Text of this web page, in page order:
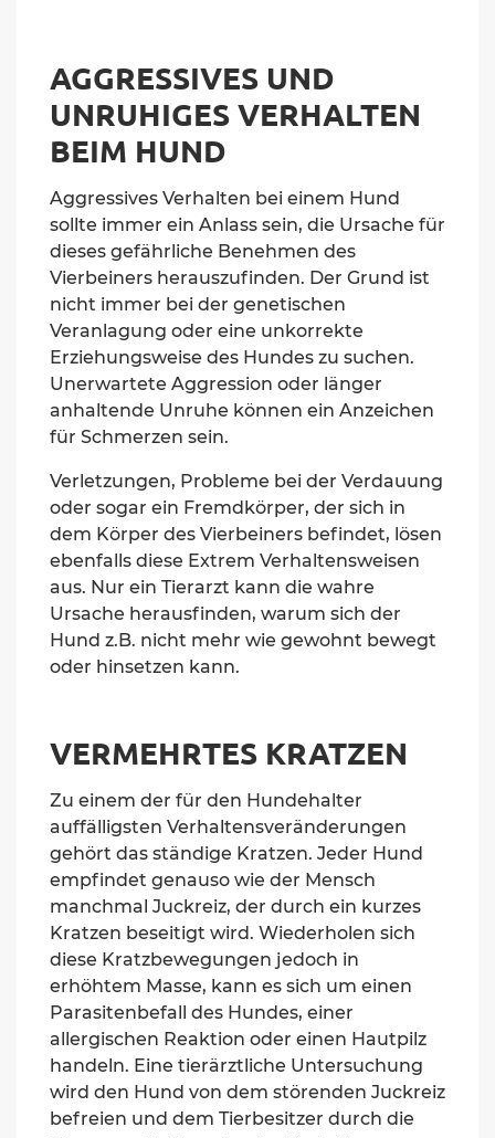
AGGRESSIVES UND
UNRUHIGES VERHALTEN
BEIM HUND
Aggressives Verhalten bei einem Hund
sollte immer ein Anlass sein, die Ursache für
dieses gefährliche Benehmen des
Vierbeiners herauszufinden. Der Grund ist
nicht immer bei der genetischen
Veranlagung oder eine unkorrekte
Erziehungsweise des Hundes zu suchen.
Unerwartete Aggression oder länger
anhaltende Unruhe können ein Anzeichen
für Schmerzen sein.
Verletzungen, Probleme bei der Verdauung
oder sogar ein Fremdkörper, der sich in
dem Körper des Vierbeiners befindet, lösen
ebenfalls diese Extrem Verhaltensweisen
aus. Nur ein Tierarzt kann die wahre
Ursache herausfinden, warum sich der
Hund z.B. nicht mehr wie gewohnt bewegt
oder hinsetzen kann.
VERMEHRTES KRATZEN
Zu einem der für den Hundehalter
auffälligsten Verhaltensveränderungen
gehört das ständige Kratzen. Jeder Hund
empfindet genauso wie der Mensch
manchmal Juckreiz, der durch ein kurzes
Kratzen beseitigt wird. Wiederholen sich
diese Kratzbewegungen jedoch in
erhöhtem Masse, kann es sich um einen
Parasitenbefall des Hundes, einer
allergischen Reaktion oder einen Hautpilz
handeln. Eine tierärztliche Untersuchung
wird den Hund von dem störenden Juckreiz
befreien und dem Tierbesitzer durch die